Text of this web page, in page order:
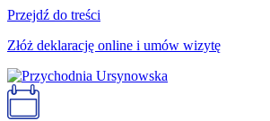
Przejdź do treści
Złóż deklarację online i umów wizytę